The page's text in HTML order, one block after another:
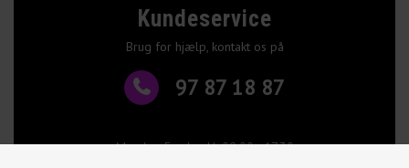
Kundeservice
Brug for hjælp, kontakt os på
97 87 18 87
Mandag-Fredag kl. 09.00 - 17.30